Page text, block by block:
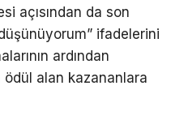
açısından da son
ifadelerini
ardından
ödül alan kazananlara